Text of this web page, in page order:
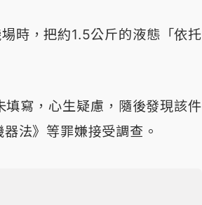
時，把約1.5公斤的液態「依托
寫，心生疑慮，隨後發現該件
法》等罪嫌接受調查。